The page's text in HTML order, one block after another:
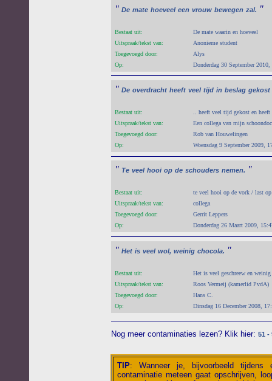
" De mate hoeveel een vrouw bewegen zal. "
Bestaat uit:
De mate waarin en hoeveel
Uitspraak/tekst van:
Anonieme student
Toegevoegd door:
Alys
Op:
Donderdag 30 September 2010,
" De overdracht heeft veel tijd in beslag gekost
Bestaat uit:
.. heeft veel tijd gekost en
Uitspraak/tekst van:
Een collega van mijn
Toegevoegd door:
Rob van Houwelingen
Op:
Woensdag 9 September 2009,
" Te veel hooi op de schouders nemen. "
Bestaat uit:
te veel hooi op de vork / last op
Uitspraak/tekst van:
collega
Toegevoegd door:
Gerrit Leppers
Op:
Donderdag 26 Maart 2009,
" Het is veel wol, weinig chocola. "
Bestaat uit:
Het is veel geschreew en
Uitspraak/tekst van:
Roos Vermeij (kamerlid PvdA)
Toegevoegd door:
Hans C.
Op:
Dinsdag 16 December 2008,
Nog meer contaminaties lezen? Klik hier: 51 -
TIP: Wanneer je, bijvoorbeeld tijdens
contaminatie meteen gaat opschrijven,